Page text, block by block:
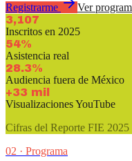
Registrarme
Ver
3,107
Inscritos en 2025
54%
Asistencia real
28.3%
Audiencia fuera de México
+33 mil
Visualizaciones YouTube
Cifras del Reporte FIE
02 · Programa